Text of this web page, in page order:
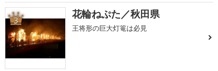
3 花輪ねぷた／秋田県
王将形の巨大灯篭は必見